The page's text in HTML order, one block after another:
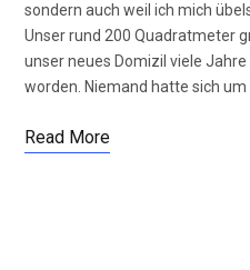
sondern auch weil ich mich
Unser rund 200 Quadratmeter
unser neues Domizil viele
worden. Niemand hatte sich um
Read More